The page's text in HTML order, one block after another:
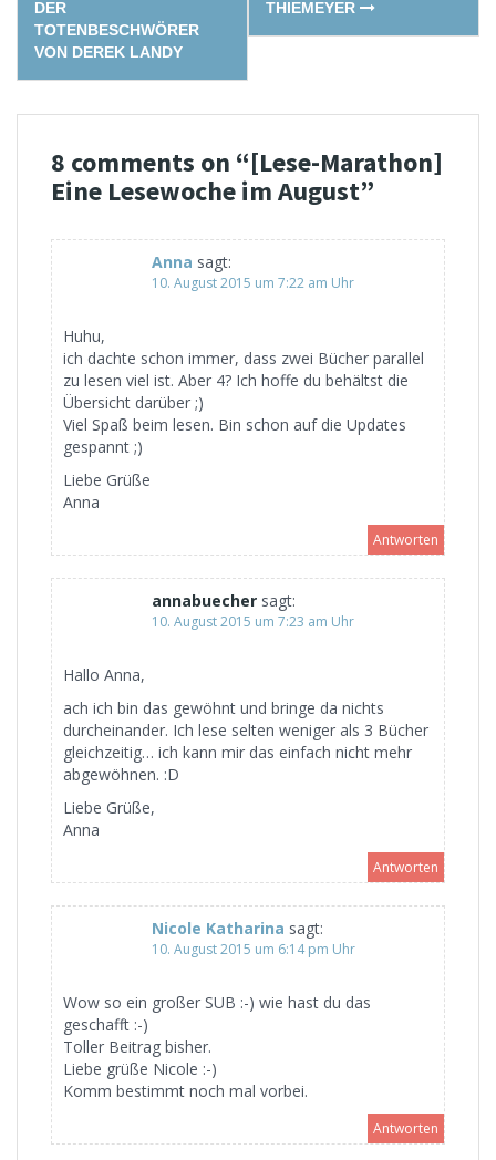
DER
TOTENBESCHWÖRER
VON DEREK LANDY
THIEMEYER
8 comments on “[Lese-Marathon]
Eine Lesewoche im August”
Anna sagt:
10. August 2015 um 7:22 am Uhr
Huhu,
ich dachte schon immer, dass zwei Bücher parallel
zu lesen viel ist. Aber 4? Ich hoffe du behältst die
Übersicht darüber ;)
Viel Spaß beim lesen. Bin schon auf die Updates
gespannt ;)
Liebe Grüße
Anna
Antworten
annabuecher sagt:
10. August 2015 um 7:23 am Uhr
Hallo Anna,
ach ich bin das gewöhnt und bringe da nichts
durcheinander. Ich lese selten weniger als 3 Bücher
gleichzeitig… ich kann mir das einfach nicht mehr
abgewöhnen. :D
Liebe Grüße,
Anna
Antworten
Nicole Katharina sagt:
10. August 2015 um 6:14 pm Uhr
Wow so ein großer SUB :-) wie hast du das
geschafft :-)
Toller Beitrag bisher.
Liebe grüße Nicole :-)
Komm bestimmt noch mal vorbei.
Antworten